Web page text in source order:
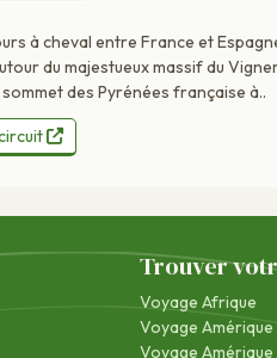
à cheval entre France et
du majestueux massif du
des Pyrénées française à..
Trouver
Voyage Afrique
Voyage
Voyage Amérique